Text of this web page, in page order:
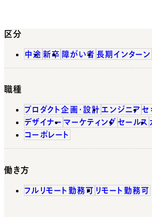
区分
中途 新卒 障がい者 長期インターン
職種
プロダクト企画・設計 エンジニア セ
デザイナー マーケティング セールス
コーポレート
働き方
フルリモート勤務可 リモート勤務可